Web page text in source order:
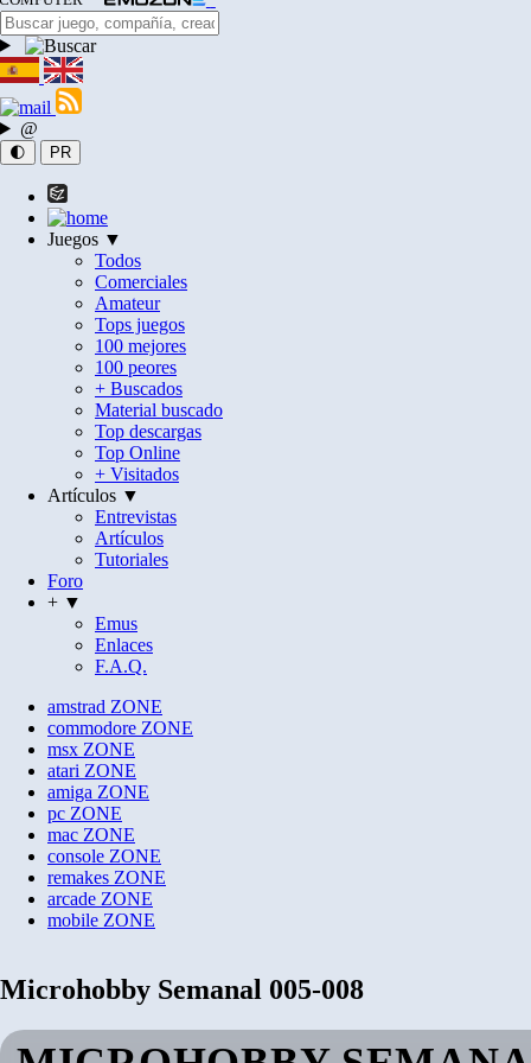
@
🌓 PR
Juegos ▼
Todos
Comerciales
Amateur
Tops juegos
100 mejores
100 peores
+ Buscados
Material buscado
Top descargas
Top Online
+ Visitados
Artículos ▼
Entrevistas
Artículos
Tutoriales
Foro
+ ▼
Emus
Enlaces
F.A.Q.
amstrad ZONE
commodore ZONE
msx ZONE
atari ZONE
amiga ZONE
pc ZONE
mac ZONE
console ZONE
remakes ZONE
arcade ZONE
mobile ZONE
Microhobby Semanal 005-008